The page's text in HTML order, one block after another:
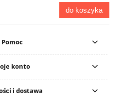
do koszyka
Pomoc
konto
i dostawa